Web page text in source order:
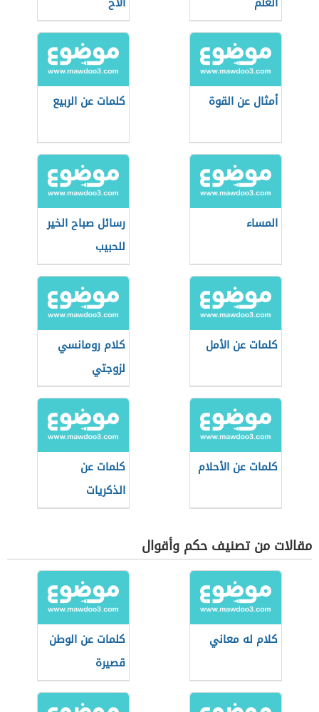
أمثال عن القوة كلمات عن الربيع
المساء
رسائل صباح الخير
للحبيب
كلمات عن الأمل
كلام رومانسي
لزوجتي
كلمات عن الأحلام
كلمات عن
الذكريات
مقالات من تصنيف حكم وأقوال
كلام له معاني
كلمات عن الوطن
قصيرة